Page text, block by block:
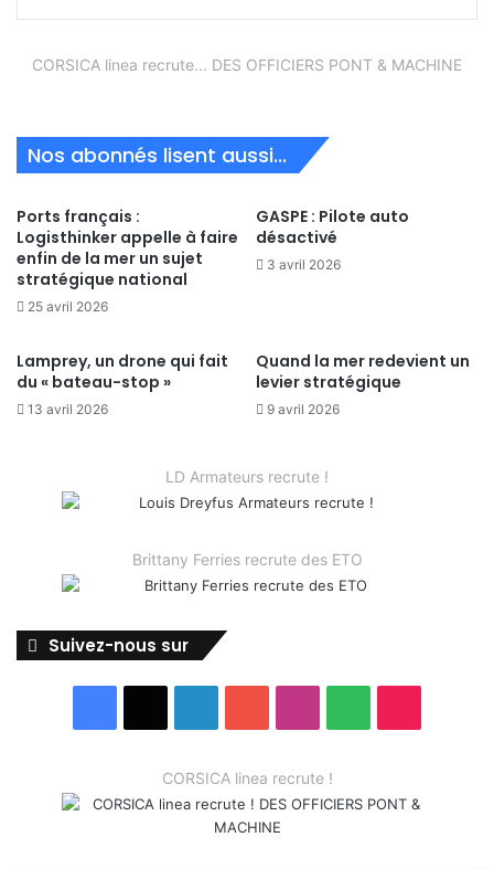
CORSICA linea recrute... DES OFFICIERS PONT & MACHINE
Nos abonnés lisent aussi...
Ports français :
Logisthinker appelle à faire
enfin de la mer un sujet
stratégique national
25 avril 2026
GASPE : Pilote auto
désactivé
3 avril 2026
Lamprey, un drone qui fait
du « bateau-stop »
13 avril 2026
Quand la mer redevient un
levier stratégique
9 avril 2026
LD Armateurs recrute !
Brittany Ferries recrute des ETO
Suivez-nous sur
CORSICA linea recrute !